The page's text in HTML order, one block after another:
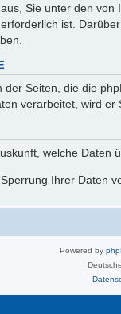
Sie unter den
ist.
Seiten, die die
verarbeitet, wird
welche Daten
Ihrer Daten
Powered by